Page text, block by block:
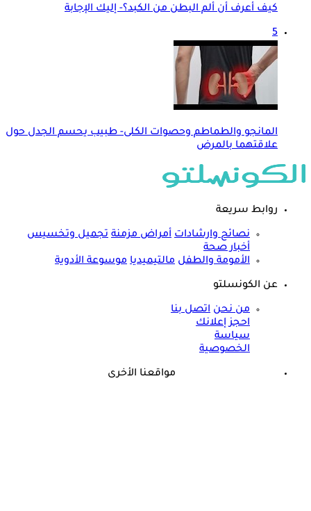
كيف أعرف أن ألم البطن من الكبد؟- إليك الإجابة
5
المانجو والطماطم وحصوات الكلى- طبيب يحسم الجدل حول
علاقتهما بالمرض
روابط سريعة
نصائح وارشادات أمراض مزمنة تجميل وتخسيس
أخبار صحة
الأمومة والطفل مالتيميديا موسوعة الأدوية
عن الكونسلتو
من نحن اتصل بنا
احجز إعلانك
سياسة
الخصوصية
مواقعنا الأخرى